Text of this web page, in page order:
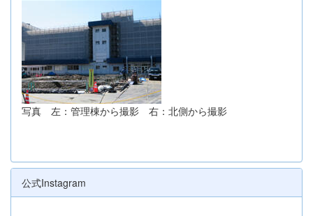
写真 左：管理棟から撮影 右：北側から撮影
公式Instagram